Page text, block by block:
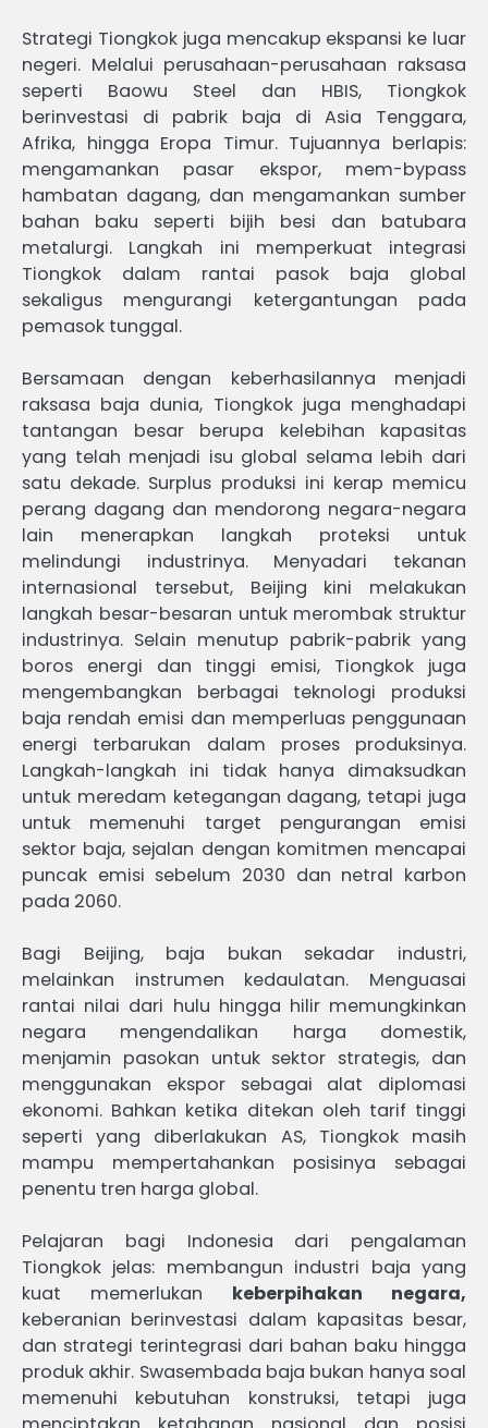
Strategi Tiongkok juga mencakup ekspansi ke luar
negeri. Melalui perusahaan-perusahaan raksasa
seperti Baowu Steel dan HBIS, Tiongkok
berinvestasi di pabrik baja di Asia Tenggara,
Afrika, hingga Eropa Timur. Tujuannya berlapis:
mengamankan pasar ekspor, mem-bypass
hambatan dagang, dan mengamankan sumber
bahan baku seperti bijih besi dan batubara
metalurgi. Langkah ini memperkuat integrasi
Tiongkok dalam rantai pasok baja global
sekaligus mengurangi ketergantungan pada
pemasok tunggal.
Bersamaan dengan keberhasilannya menjadi
raksasa baja dunia, Tiongkok juga menghadapi
tantangan besar berupa kelebihan kapasitas
yang telah menjadi isu global selama lebih dari
satu dekade. Surplus produksi ini kerap memicu
perang dagang dan mendorong negara-negara
lain menerapkan langkah proteksi untuk
melindungi industrinya. Menyadari tekanan
internasional tersebut, Beijing kini melakukan
langkah besar-besaran untuk merombak struktur
industrinya. Selain menutup pabrik-pabrik yang
boros energi dan tinggi emisi, Tiongkok juga
mengembangkan berbagai teknologi produksi
baja rendah emisi dan memperluas penggunaan
energi terbarukan dalam proses produksinya.
Langkah-langkah ini tidak hanya dimaksudkan
untuk meredam ketegangan dagang, tetapi juga
untuk memenuhi target pengurangan emisi
sektor baja, sejalan dengan komitmen mencapai
puncak emisi sebelum 2030 dan netral karbon
pada 2060.
Bagi Beijing, baja bukan sekadar industri,
melainkan instrumen kedaulatan. Menguasai
rantai nilai dari hulu hingga hilir memungkinkan
negara mengendalikan harga domestik,
menjamin pasokan untuk sektor strategis, dan
menggunakan ekspor sebagai alat diplomasi
ekonomi. Bahkan ketika ditekan oleh tarif tinggi
seperti yang diberlakukan AS, Tiongkok masih
mampu mempertahankan posisinya sebagai
penentu tren harga global.
Pelajaran bagi Indonesia dari pengalaman
Tiongkok jelas: membangun industri baja yang
kuat memerlukan keberpihakan negara,
keberanian berinvestasi dalam kapasitas besar,
dan strategi terintegrasi dari bahan baku hingga
produk akhir. Swasembada baja bukan hanya soal
memenuhi kebutuhan konstruksi, tetapi juga